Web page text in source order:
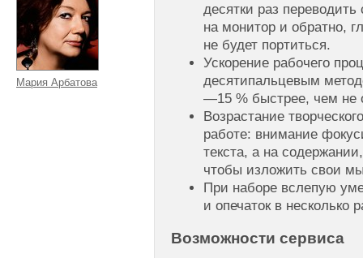
Мария Арбатова
десятки раз
на монитор и обратно,
не будет портиться.
Ускорение рабочего
десятипальцевым
—15 % быстрее, чем не
Возрастание
работе: внимание
текста, а на
чтобы изложить свои
При наборе вслепую
и опечаток в несколько
Возможности сервиса